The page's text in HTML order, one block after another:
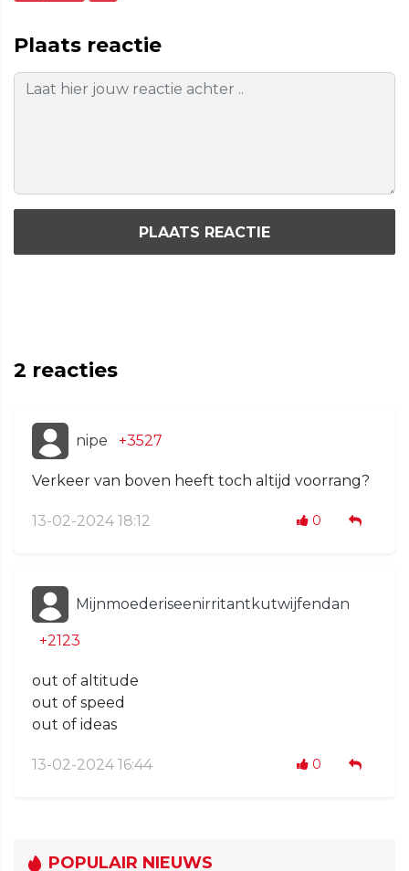
Plaats reactie
PLAATS REACTIE
2 reacties
nipe +3527
Verkeer van boven heeft toch altijd voorrang?
13-02-2024 18:12 0
Mijnmoederiseenirritantkutwijfendan
+2123
out of altitude
out of speed
out of ideas
13-02-2024 16:44 0
POPULAIR NIEUWS